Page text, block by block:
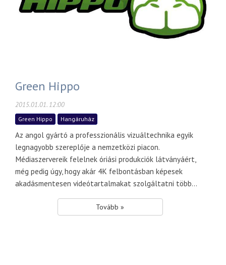
Green Hippo
2015.01.01. 12:00
Green Hippo Hangáruház
Az angol gyártó a professzionális vizuáltechnika egyik
legnagyobb szereplője a nemzetközi piacon.
Médiaszervereik felelnek óriási produkciók látványáért,
még pedig úgy, hogy akár 4K felbontásban képesek
akadásmentesen videótartalmakat szolgáltatni több...
Tovább »